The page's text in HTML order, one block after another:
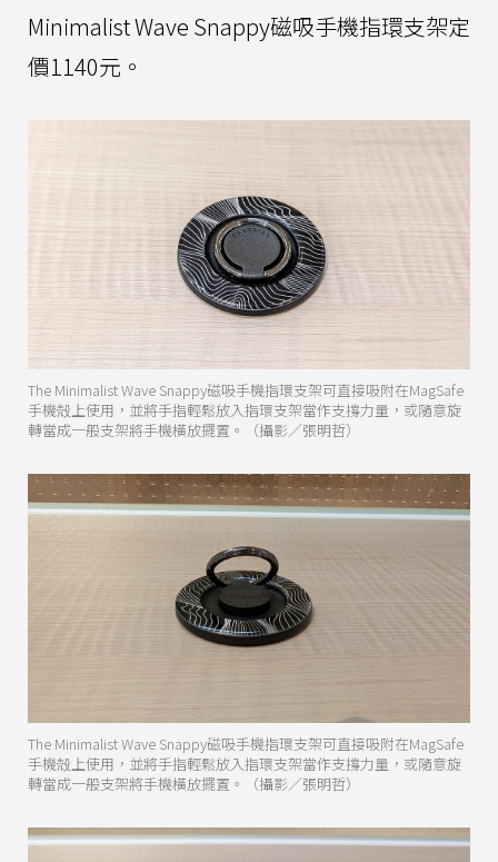
Minimalist Wave Snappy磁吸手機指環支架定
價1140元。
The Minimalist Wave Snappy磁吸手機指環支架可直接吸附在MagSafe
手機殻上使用，並將手指輕鬆放入指環支架當作支撐力量，或隨意旋
轉當成一般支架將手機橫放擺置。（攝影／張明哲）
The Minimalist Wave Snappy磁吸手機指環支架可直接吸附在MagSafe
手機殻上使用，並將手指輕鬆放入指環支架當作支撐力量，或隨意旋
轉當成一般支架將手機橫放擺置。（攝影／張明哲）